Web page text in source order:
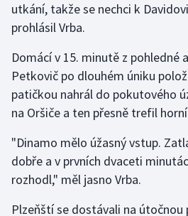
Vodní slalom
Ostatní
utkání, takže se nechci k
prohlásil Vrba.
Domácí v 15. minutě z pohledné
Petkovič po dlouhém úniku
patičkou nahrál do pokutového
na Oršiče a ten přesně trefil
"Dinamo mělo úžasný vstup.
dobře a v prvních dvaceti
rozhodl," měl jasno Vrba.
Plzeňští se dostávali na útočnou